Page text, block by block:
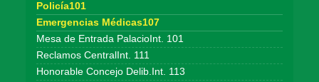
Policía101
Emergencias Médicas107
Mesa de Entrada PalacioInt. 101
Reclamos CentralInt. 111
Honorable Concejo Delib.Int. 113